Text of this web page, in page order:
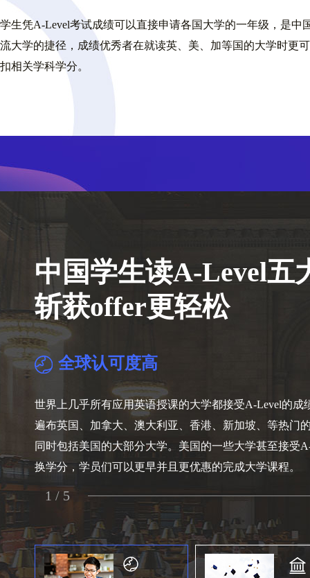
学生凭A-Level考试成绩可以直接申请各国大学的一年级，是中
流大学的捷径，成绩优秀者在就读英、美、加等国的大学时更
扣相关学科学分。
中国学生读A-Level五
斩获offer更轻松
全球认可度高
世界上几乎所有应用英语授课的大学都接受A-Level的成
遍布英国、加拿大、澳大利亚、香港、新加坡、等热门
同时包括美国的大部分大学。美国的一些大学甚至接受
换学分，学员们可以更早并且更优惠的完成大学课程。
1 / 5